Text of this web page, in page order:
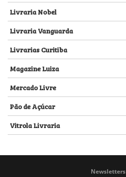
Livraria Nobel
Livraria Vanguarda
Livrarias Curitiba
Magazine Luiza
Mercado Livre
Pão de Açúcar
Vitrola Livraria
Newsletters